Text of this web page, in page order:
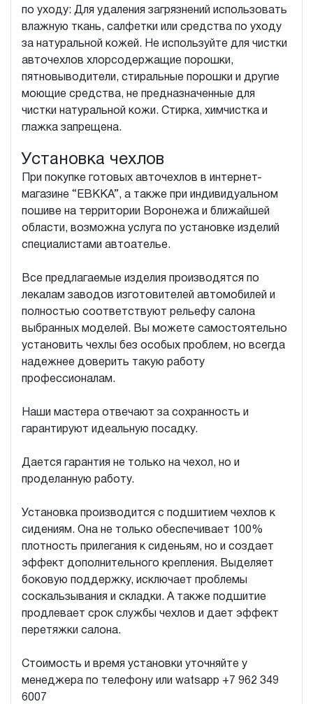
по уходу: Для удаления загрязнений использовать
влажную ткань, салфетки или средства по уходу
за натуральной кожей. Не используйте для чистки
авточехлов хлорсодержащие порошки,
пятновыводители, стиральные порошки и другие
моющие средства, не предназначенные для
чистки натуральной кожи. Стирка, химчистка и
глажка запрещена.
Установка чехлов
При покупке готовых авточехлов в интернет-
магазине “ЕВККА”, а также при индивидуальном
пошиве на территории Воронежа и ближайшей
области, возможна услуга по установке изделий
специалистами автоателье.
Все предлагаемые изделия производятся по
лекалам заводов изготовителей автомобилей и
полностью соответствуют рельефу салона
выбранных моделей. Вы можете самостоятельно
установить чехлы без особых проблем, но всегда
надежнее доверить такую работу
профессионалам.
Наши мастера отвечают за сохранность и
гарантируют идеальную посадку.
Дается гарантия не только на чехол, но и
проделанную работу.
Установка производится с подшитием чехлов к
сидениям. Она не только обеспечивает 100%
плотность прилегания к сиденьям, но и создает
эффект дополнительного крепления. Выделяет
боковую поддержку, исключает проблемы
соскальзывания и складки. А также подшитие
продлевает срок службы чехлов и дает эффект
перетяжки салона.
Стоимость и время установки уточняйте у
менеджера по телефону или watsapp +7 962 349
6007